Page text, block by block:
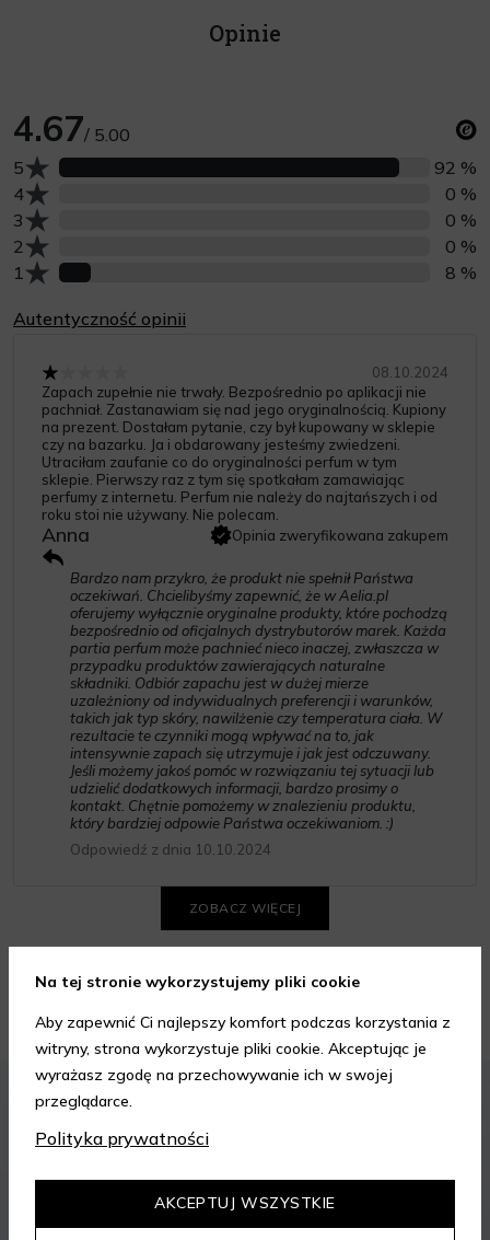
Opinie
4.67/ 5.00
Liczba opinii z oceną
1 8 %
Liczba opinii z oceną
2 0 %
Liczba opinii z oceną
3 0 %
Liczba opinii z oceną
4 0 %
Liczba opinii z oceną
5 92 %
Autentyczność opinii
08.10.2024
Zapach zupełnie nie trwały. Bezpośrednio po aplikacji nie
pachniał. Zastanawiam się nad jego oryginalnością. Kupiony
na prezent. Dostałam pytanie, czy był kupowany w sklepie
czy na bazarku. Ja i obdarowany jesteśmy zwiedzeni.
Utraciłam zaufanie co do oryginalności perfum w tym
sklepie. Pierwszy raz z tym się spotkałam zamawiając
perfumy z internetu. Perfum nie należy do najtańszych i od
roku stoi nie używany. Nie polecam.
Anna Opinia zweryfikowana zakupem
Bardzo nam przykro, że produkt nie spełnił Państwa
oczekiwań. Chcielibyśmy zapewnić, że w Aelia.pl
oferujemy wyłącznie oryginalne produkty, które pochodzą
bezpośrednio od oficjalnych dystrybutorów marek. Każda
partia perfum może pachnieć nieco inaczej, zwłaszcza w
przypadku produktów zawierających naturalne
składniki. Odbiór zapachu jest w dużej mierze
uzależniony od indywidualnych preferencji i warunków,
takich jak typ skóry, nawilżenie czy temperatura ciała. W
rezultacie te czynniki mogą wpływać na to, jak
intensywnie zapach się utrzymuje i jak jest odczuwany.
Jeśli możemy jakoś pomóc w rozwiązaniu tej sytuacji lub
udzielić dodatkowych informacji, bardzo prosimy o
kontakt. Chętnie pomożemy w znalezieniu produktu,
który bardziej odpowie Państwa oczekiwaniom. :)
Odpowiedź z dnia 10.10.2024
ZOBACZ WIĘCEJ
Porady kosmetyczne
KOSMETYKI PIELĘGNACJA SKÓRY
Na tej stronie wykorzystujemy pliki cookie
Aby zapewnić Ci najlepszy komfort podczas korzystania z
witryny, strona wykorzystuje pliki cookie. Akceptując je
wyrażasz zgodę na przechowywanie ich w swojej
przeglądarce.
Polityka prywatności
AKCEPTUJ WSZYSTKIE